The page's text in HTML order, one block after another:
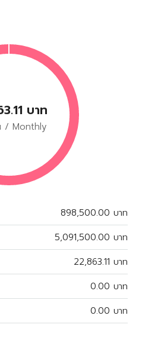
บาท
/ Monthly
898,500.00 บาท
5,091,500.00 บาท
22,863.11 บาท
0.00 บาท
0.00 บาท